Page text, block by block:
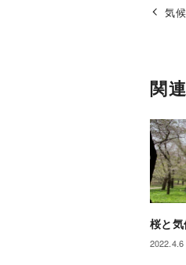
気
関
桜と
2022.4.6